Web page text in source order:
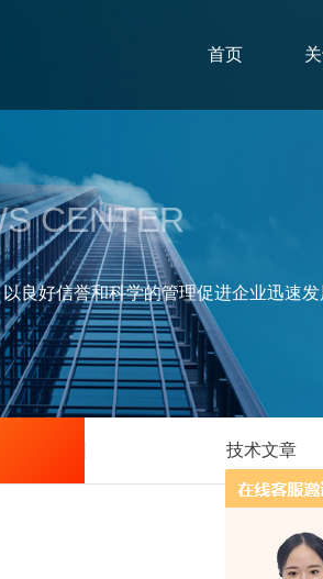
首页
CENTER
良好信誉和科学的管理促进企业迅速发
技术文章
自